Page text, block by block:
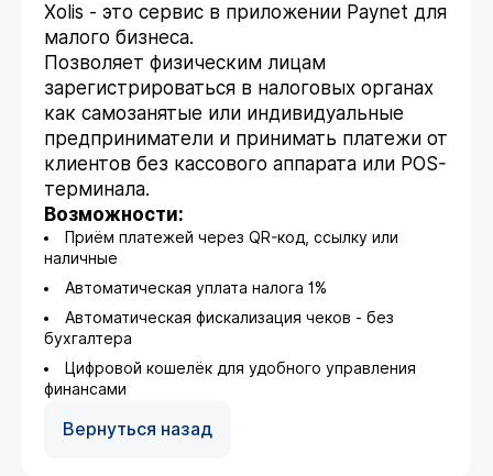
Xolis - это сервис в приложении Paynet для
малого бизнеса.
Позволяет физическим лицам
зарегистрироваться в налоговых органах
как самозанятые или индивидуальные
предприниматели и принимать платежи от
клиентов без кассового аппарата или POS-
терминала.
Возможности:
Приём платежей через QR-код, ссылку или
наличные
Автоматическая уплата налога 1%
Автоматическая фискализация чеков - без
бухгалтера
Цифровой кошелёк для удобного управления
финансами
Вернуться назад